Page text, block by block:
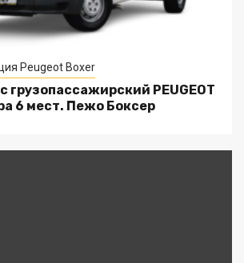
Peugeot Boxer
грузопассажирский PEUGEOT
6 мест. Пежо Боксер